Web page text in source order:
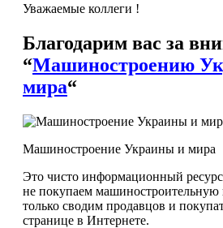
Уважаемые коллеги !
Благодарим вас за
“Машиностроению
мира“
Машиностроение Украины и мира
Это чисто информационный
не покупаем
только сводим продавцов и
странице в Интернете.